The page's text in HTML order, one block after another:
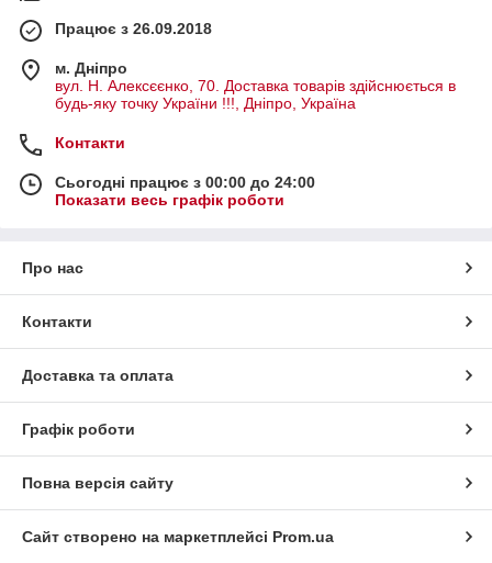
Працює з 26.09.2018
м. Дніпро
вул. Н. Алексєєнко, 70. Доставка товарів здійснюється в
будь-яку точку України !!!, Дніпро, Україна
Контакти
Сьогодні працює з 00:00 до 24:00
Показати весь графік роботи
Про нас
Контакти
Доставка та оплата
Графік роботи
Повна версія сайту
Сайт створено на маркетплейсі Prom.ua